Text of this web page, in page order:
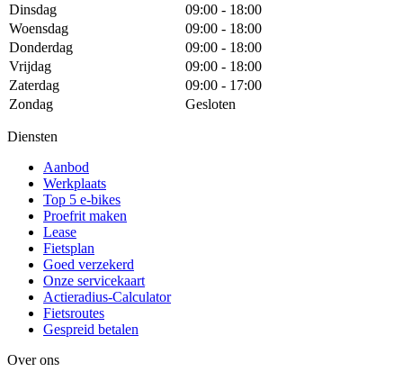
Dinsdag
09:00 - 18:00
Woensdag
09:00 - 18:00
Donderdag
09:00 - 18:00
Vrijdag
09:00 - 18:00
Zaterdag
09:00 - 17:00
Zondag
Gesloten
Diensten
Aanbod
Werkplaats
Top 5 e-bikes
Proefrit maken
Lease
Fietsplan
Goed verzekerd
Onze servicekaart
Actieradius-Calculator
Fietsroutes
Gespreid betalen
Over ons